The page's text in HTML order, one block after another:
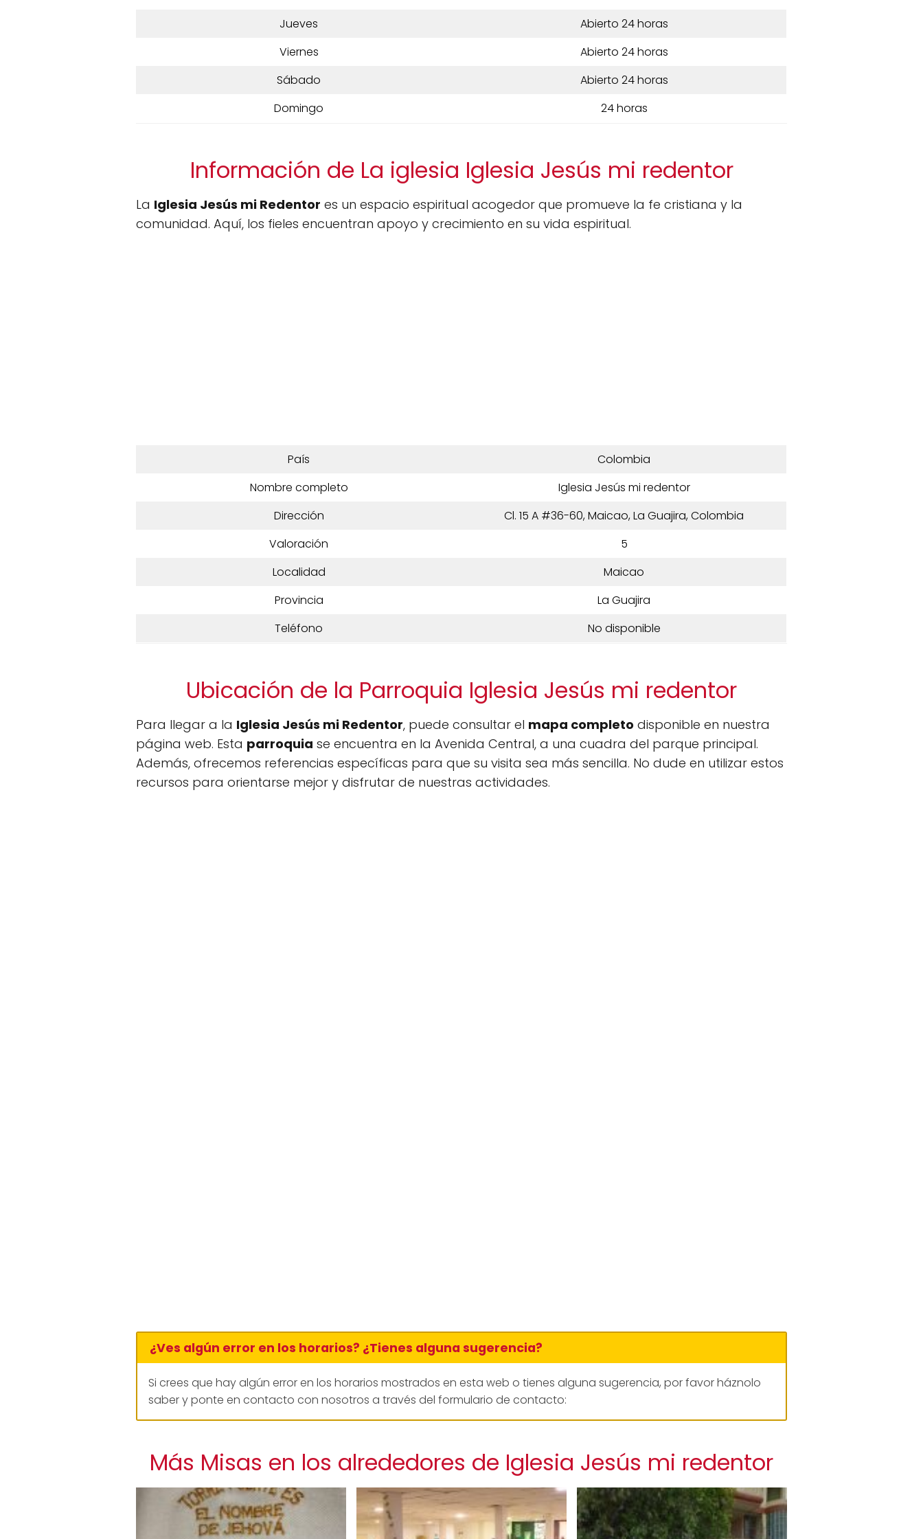
Jueves
Abierto 24 horas
Viernes
Abierto 24 horas
Sábado
Abierto 24 horas
Domingo
24 horas
Información de La iglesia Iglesia Jesús mi redentor
La Iglesia Jesús mi Redentor es un espacio espiritual acogedor que promueve la fe cristiana y la
comunidad. Aquí, los fieles encuentran apoyo y crecimiento en su vida espiritual.
País
Colombia
Nombre completo
Iglesia Jesús mi redentor
Dirección
Cl. 15 A #36-60, Maicao, La Guajira, Colombia
Valoración
5
Localidad
Maicao
Provincia
La Guajira
Teléfono
No disponible
Ubicación de la Parroquia Iglesia Jesús mi redentor
Para llegar a la Iglesia Jesús mi Redentor, puede consultar el mapa completo disponible en nuestra
página web. Esta parroquia se encuentra en la Avenida Central, a una cuadra del parque principal.
Además, ofrecemos referencias específicas para que su visita sea más sencilla. No dude en utilizar estos
recursos para orientarse mejor y disfrutar de nuestras actividades.
¿Ves algún error en los horarios? ¿Tienes alguna sugerencia?
Si crees que hay algún error en los horarios mostrados en esta web o tienes alguna sugerencia, por favor háznolo
saber y ponte en contacto con nosotros a través del formulario de contacto:
Más Misas en los alrededores de Iglesia Jesús mi redentor